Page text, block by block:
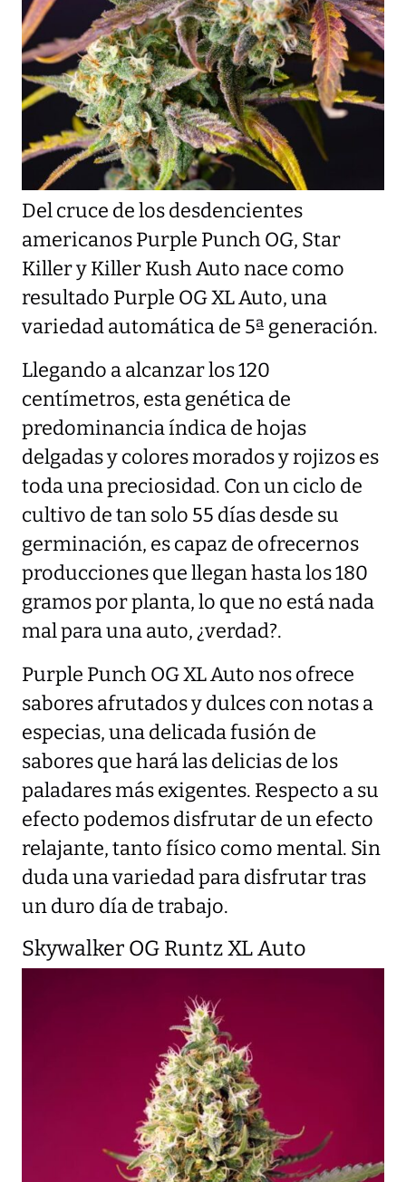
Del cruce de los desdencientes
americanos Purple Punch OG, Star
Killer y Killer Kush Auto nace como
resultado Purple OG XL Auto, una
variedad automática de 5ª generación.
Llegando a alcanzar los 120
centímetros, esta genética de
predominancia índica de hojas
delgadas y colores morados y rojizos es
toda una preciosidad. Con un ciclo de
cultivo de tan solo 55 días desde su
germinación, es capaz de ofrecernos
producciones que llegan hasta los 180
gramos por planta, lo que no está nada
mal para una auto, ¿verdad?.
Purple Punch OG XL Auto nos ofrece
sabores afrutados y dulces con notas a
especias, una delicada fusión de
sabores que hará las delicias de los
paladares más exigentes. Respecto a su
efecto podemos disfrutar de un efecto
relajante, tanto físico como mental. Sin
duda una variedad para disfrutar tras
un duro día de trabajo.
Skywalker OG Runtz XL Auto